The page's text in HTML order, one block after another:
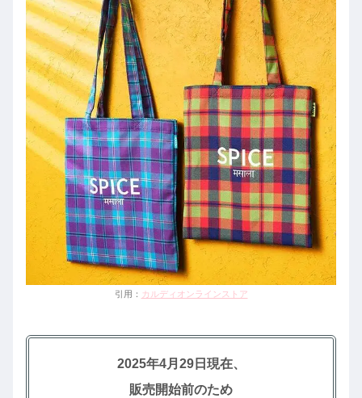
引用： カルディオンラインストア
2025年4月29日現在、
販売開始前のため